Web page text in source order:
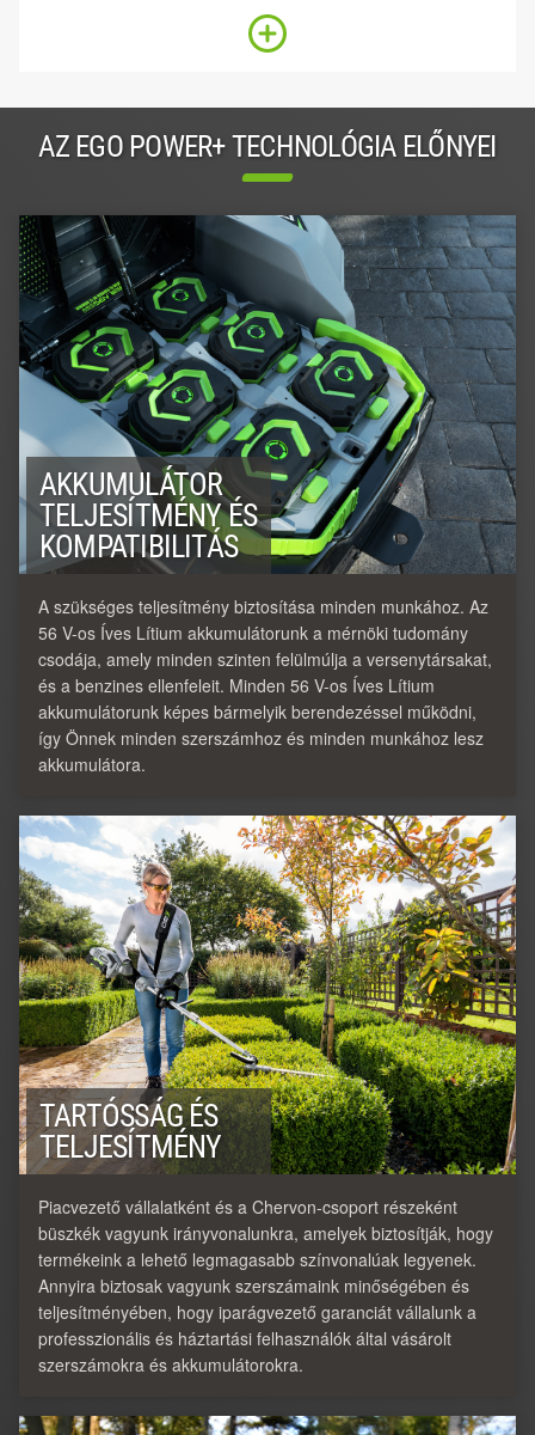
AZ EGO POWER+ TECHNOLÓGIA ELŐNYEI
AKKUMULÁTOR
TELJESÍTMÉNY ÉS
KOMPATIBILITÁS
A szükséges teljesítmény biztosítása minden munkához. Az
56 V-os Íves Lítium akkumulátorunk a mérnöki tudomány
csodája, amely minden szinten felülmúlja a versenytársakat,
és a benzines ellenfeleit. Minden 56 V-os Íves Lítium
akkumulátorunk képes bármelyik berendezéssel működni,
így Önnek minden szerszámhoz és minden munkához lesz
akkumulátora.
TARTÓSSÁG ÉS
TELJESÍTMÉNY
Piacvezető vállalatként és a Chervon-csoport részeként
büszkék vagyunk irányvonalunkra, amelyek biztosítják, hogy
termékeink a lehető legmagasabb színvonalúak legyenek.
Annyira biztosak vagyunk szerszámaink minőségében és
teljesítményében, hogy iparágvezető garanciát vállalunk a
professzionális és háztartási felhasználók által vásárolt
szerszámokra és akkumulátorokra.